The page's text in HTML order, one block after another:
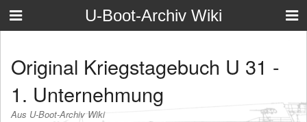
U-Boot-Archiv Wiki
Original Kriegstagebuch U 31 -
1. Unternehmung
Aus U-Boot-Archiv Wiki